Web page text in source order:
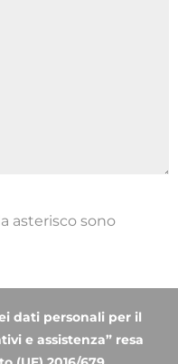
asterisco sono
dati personali per il
e assistenza” resa